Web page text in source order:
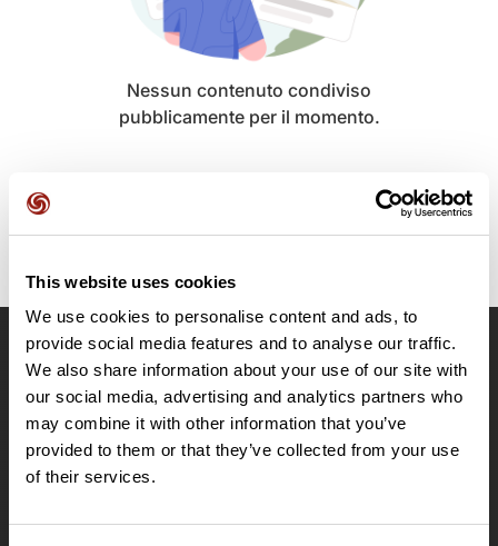
This website uses cookies
We use cookies to personalise content and ads, to
provide social media features and to analyse our traffic.
We also share information about your use of our site with
our social media, advertising and analytics partners who
may combine it with other information that you’ve
provided to them or that they’ve collected from your use
of their services.
Nessun contenuto condiviso
pubblicamente per il momento.
OpenRunner
Team
Lavora con noi
Riguardo a
Contatti